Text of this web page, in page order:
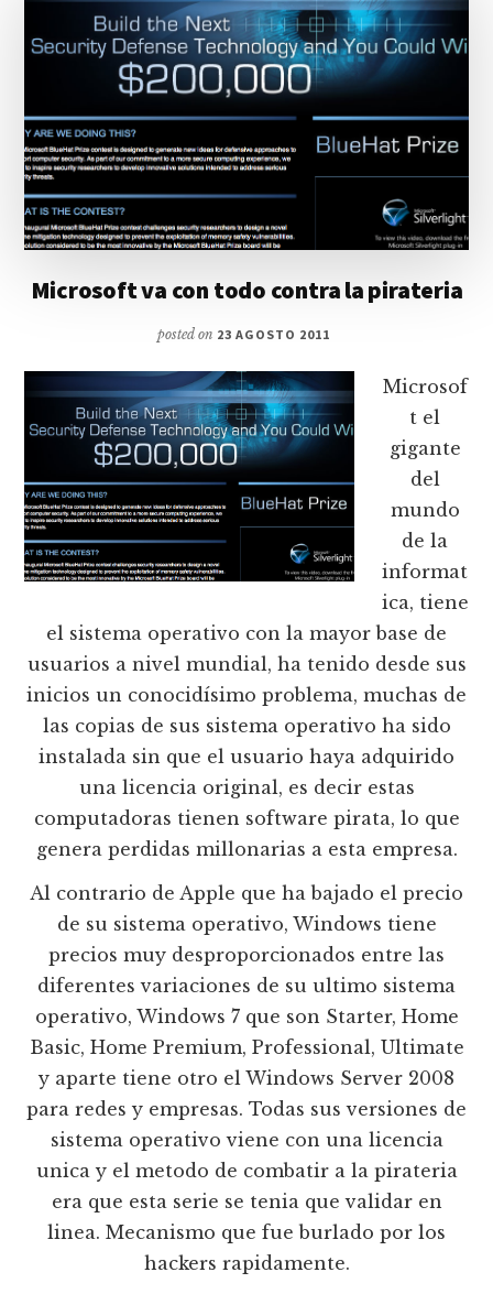
Microsoft va con todo contra la pirateria
posted on 23 AGOSTO 2011
Microsof
t el
gigante
del
mundo
de la
informat
ica, tiene
el sistema operativo con la mayor base de
usuarios a nivel mundial, ha tenido desde sus
inicios un conocidísimo problema, muchas de
las copias de sus sistema operativo ha sido
instalada sin que el usuario haya adquirido
una licencia original, es decir estas
computadoras tienen software pirata, lo que
genera perdidas millonarias a esta empresa.
Al contrario de Apple que ha bajado el precio
de su sistema operativo, Windows tiene
precios muy desproporcionados entre las
diferentes variaciones de su ultimo sistema
operativo, Windows 7 que son Starter, Home
Basic, Home Premium, Professional, Ultimate
y aparte tiene otro el Windows Server 2008
para redes y empresas. Todas sus versiones de
sistema operativo viene con una licencia
unica y el metodo de combatir a la pirateria
era que esta serie se tenia que validar en
linea. Mecanismo que fue burlado por los
hackers rapidamente.